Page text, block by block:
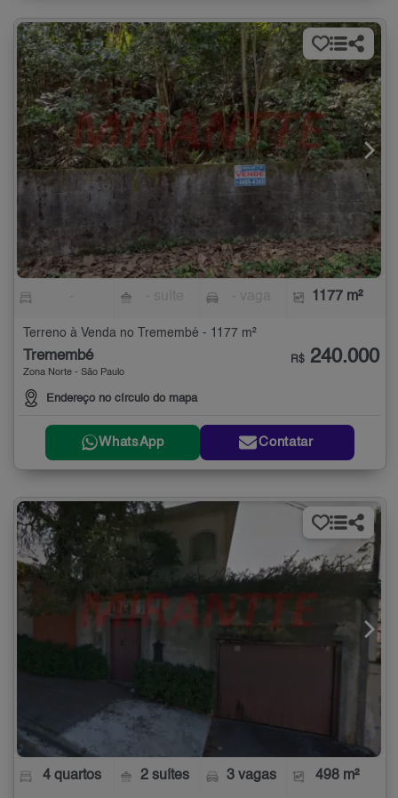
1177 m²
Terreno à Venda no Tremembé - 1177 m²
Tremembé
Zona Norte - São Paulo
Endereço no círculo do mapa
R$ 240.000
WhatsApp Contatar
4 quartos 2 suítes 3 vagas 498 m²